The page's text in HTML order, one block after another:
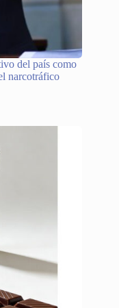
del país como
narcotráfico